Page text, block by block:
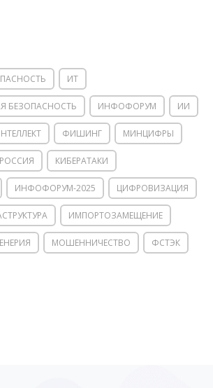
ИТ
БЕЗОПАСНОСТЬ ИНФОФОРУМ ИИ
ФИШИНГ МИНЦИФРЫ
РОССИЯ КИБЕРАТАКИ
ИНФОФОРУМ-2025 ЦИФРОВИЗАЦИЯ
ИМПОРТОЗАМЕЩЕНИЕ
МОШЕННИЧЕСТВО ФСТЭК